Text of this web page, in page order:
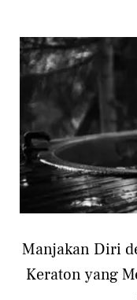
Manjakan Diri
Keraton yang